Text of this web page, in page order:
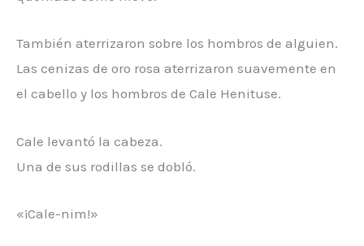
También aterrizaron sobre los hombros de alguien.
Las cenizas de oro rosa aterrizaron suavemente en
el cabello y los hombros de Cale Henituse.
Cale levantó la cabeza.
Una de sus rodillas se dobló.
«¡Cale-nim!»